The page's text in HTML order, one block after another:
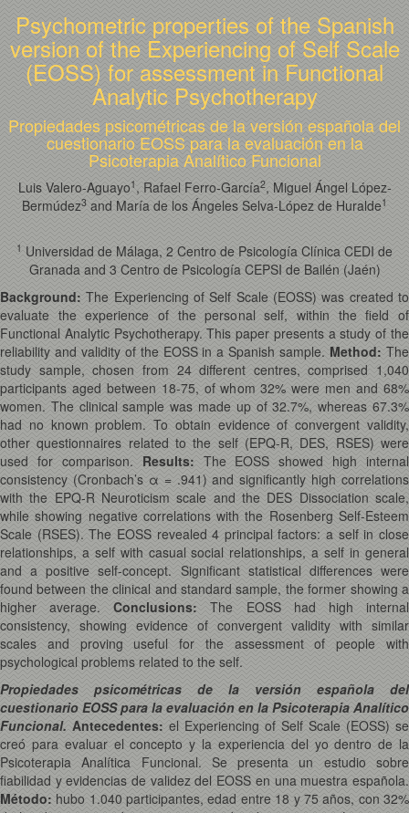
Psychometric properties of the Spanish
version of the Experiencing of Self Scale
(EOSS) for assessment in Functional
Analytic Psychotherapy
Propiedades psicométricas de la versión española del
cuestionario EOSS para la evaluación en la
Psicoterapia Analítico Funcional
Luis Valero-Aguayo1 , Rafael Ferro-García2, Miguel Ángel López-
Bermúdez3 and María de los Ángeles Selva-López de Huralde1
1 Universidad de Málaga, 2 Centro de Psicología Clínica CEDI de
Granada and 3 Centro de Psicología CEPSI de Bailén (Jaén)
Background: The Experiencing of Self Scale (EOSS) was created to
evaluate the experience of the personal self, within the field of
Functional Analytic Psychotherapy. This paper presents a study of the
reliability and validity of the EOSS in a Spanish sample.Method: The
study sample, chosen from 24 different centres, comprised 1,040
participants aged between 18-75, of whom 32% were men and 68%
women. The clinical sample was made up of 32.7%, whereas 67.3%
had no known problem. To obtain evidence of convergent validity,
other questionnaires related to the self (EPQ-R, DES, RSES) were
used for comparison. Results: The EOSS showed high internal
consistency (Cronbach’s α = .941) and significantly high correlations
with the EPQ-R Neuroticism scale and the DES Dissociation scale,
while showing negative correlations with the Rosenberg Self-Esteem
Scale (RSES). The EOSS revealed 4 principal factors: a self in close
relationships, a self with casual social relationships, a self in general
and a positive self-concept. Significant statistical differences were
found between the clinical and standard sample, the former showing a
higher average.Conclusions: The EOSS had high internal
consistency, showing evidence of convergent validity with similar
scales and proving useful for the assessment of people with
psychological problems related to the self.
Propiedades psicométricas de la versión española del
cuestionario EOSS para la evaluación en la Psicoterapia Analítico
Funcional. Antecedentes: el Experiencing of Self Scale (EOSS) se
creó para evaluar el concepto y la experiencia del yo dentro de la
Psicoterapia Analítica Funcional. Se presenta un estudio sobre
fiabilidad y evidencias de validez del EOSS en una muestra española.
Método: hubo 1.040 participantes, edad entre 18 y 75 años, con 32%